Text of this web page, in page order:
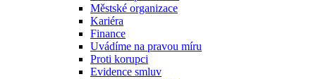
Městské organizace
Kariéra
Finance
Uvádíme na pravou míru
Proti korupci
Evidence smluv